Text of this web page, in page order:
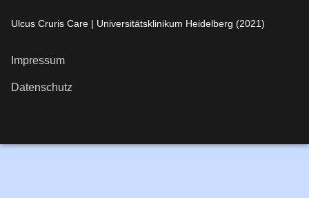
Ulcus Cruris Care | Universitätsklinikum Heidelberg (2021)
Impressum
Datenschutz